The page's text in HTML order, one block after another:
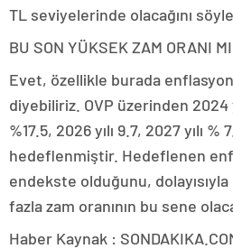
TL seviyelerinde olacağını
BU SON YÜKSEK ZAM ORANI
Evet, özellikle burada
diyebiliriz. OVP üzerinden 2024
%17.5, 2026 yılı 9.7, 2027 yılı %
hedeflenmiştir. Hedeflenen
endekste olduğunu, dolayısıyla
fazla zam oranının bu sene
Haber Kaynak :